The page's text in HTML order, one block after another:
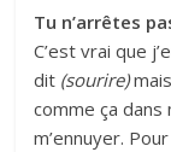
Tu n’arrêtes
C’est vrai que
dit (sourire)
comme ça dans
m’ennuyer.